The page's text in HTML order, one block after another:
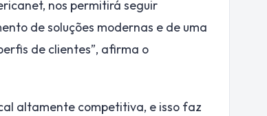
nos permitirá seguir
de soluções modernas e de uma
de clientes”, afirma o
altamente competitiva, e isso faz